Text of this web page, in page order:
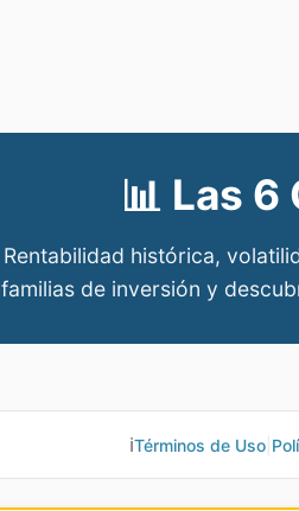
📊 Las 6
Rentabilidad histórica,
familias de inversión y
ℹ️Términos de Uso|